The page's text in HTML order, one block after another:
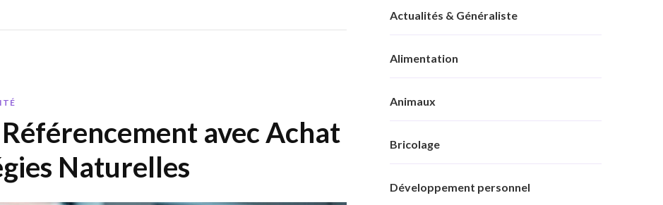
avec Achat
Naturelles
Actualités & Généraliste
Alimentation
Animaux
Bricolage
Développement personnel